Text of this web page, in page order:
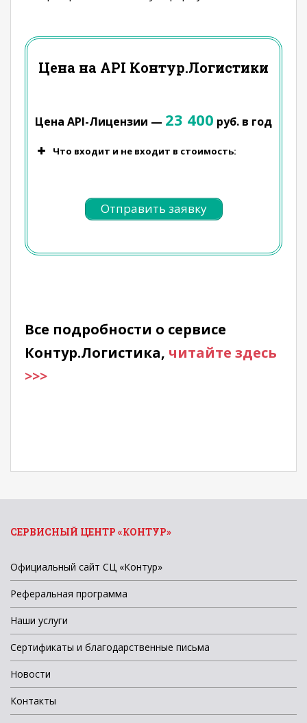
Цена на API Контур.Логистики
Цена API-Лицензии — 23 400 руб. в год
Что входит и не входит в стоимость:
Отправить заявку
Все подробности о сервисе
Контур.Логистика, читайте здесь
>>>
СЕРВИСНЫЙ ЦЕНТР «КОНТУР»
Официальный сайт СЦ «Контур»
Реферальная программа
Наши услуги
Сертификаты и благодарственные письма
Новости
Контакты